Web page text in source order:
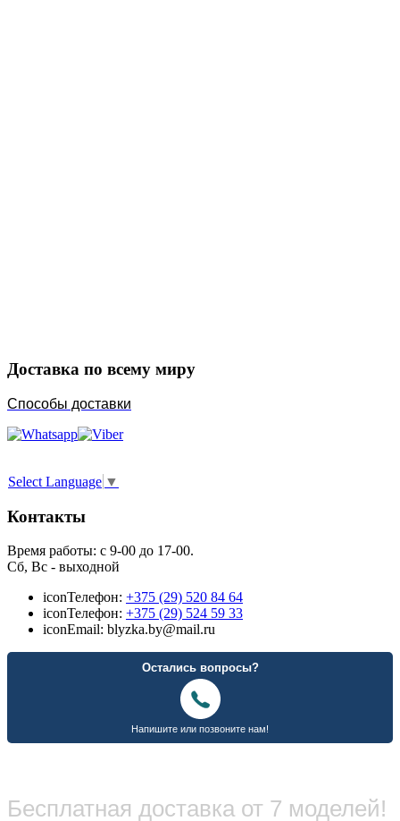
Доставка по всему миру
Способы доставки
Select Language ▼
Контакты
Время работы: с 9-00 до 17-00.
Сб, Вс - выходной
iconТелефон: +375 (29) 520 84 64
iconТелефон: +375 (29) 524 59 33
iconEmail: blyzka.by@mail.ru
Бесплатная доставка от 7 моделей!